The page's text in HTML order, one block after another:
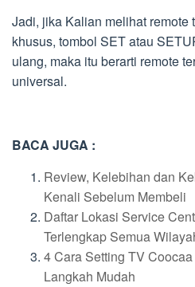
Jadi, jika Kalian melihat remote
khusus, tombol SET atau
ulang, maka itu berarti remote
universal.
BACA JUGA :
Review, Kelebihan dan
Kenali Sebelum Membeli
Daftar Lokasi Service
Terlengkap Semua
4 Cara Setting TV
Langkah Mudah